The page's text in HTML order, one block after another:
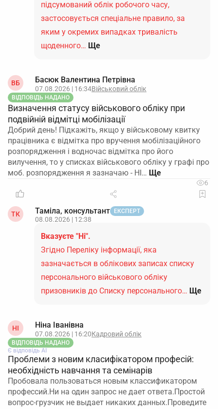
підсумований облік робочого часу,
застосовується спеціальне правило, за
яким у окремих випадках тривалість
щоденного… Ще
ВБ Басюк Валентина Петрівна
07.08.2026 | 16:34Військовий облік
ВІДПОВІДЬ НАДАНО
Визначення статусу військового обліку при
подвійній відмітці мобілізації
Добрий день! Підкажіть, якщо у військовому квитку
працівника є відмітка про вручення мобілізаційного
розпорядження і водночас відмітка про його
вилучення, то у списках військового обліку у графі про
моб. розпорядження я зазначаю - НІ…
6
ТК Таміла, консультант ЕКСПЕРТ
08.08.2026 | 12:38
Вказуєте "Ні".
Згідно Переліку інформації, яка
зазначається в облікових записах списку
персонального військового обліку
призовників до Списку персонального… Ще
НІ Ніна Іванівна
07.08.2026 | 16:20Кадровий облік
ВІДПОВІДЬ НАДАНО
Є відповідь АІ
Проблеми з новим класифікатором професій:
необхідність навчання та семінарів
Пробовала пользоваться новым классификатором
профессий.Ни на один запрос не дает ответа.Простой
вопрос-грузчик не выдает никаких данных.Проведите